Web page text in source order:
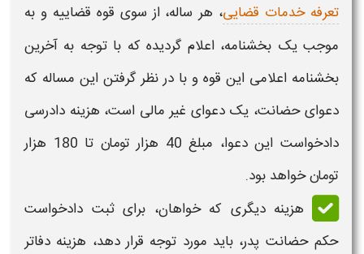
تعرفه خدمات قضایی، هر ساله، از سوی قوه قضاییه و به
موجب یک بخشنامه، اعلام گردیده که با توجه به آخرین
بخشنامه اعلامی این قوه و با در نظر گرفتن این مساله که
دعوای حضانت، یک دعوای غیر مالی است، هزینه دادرسی
دادخواست این دعوا، مبلغ 40 هزار تومان تا 180 هزار
تومان خواهد بود.
هزینه دیگری که خواهان، برای ثبت دادخواست
حکم حضانت پدر، باید مورد توجه قرار دهد، هزینه دفاتر